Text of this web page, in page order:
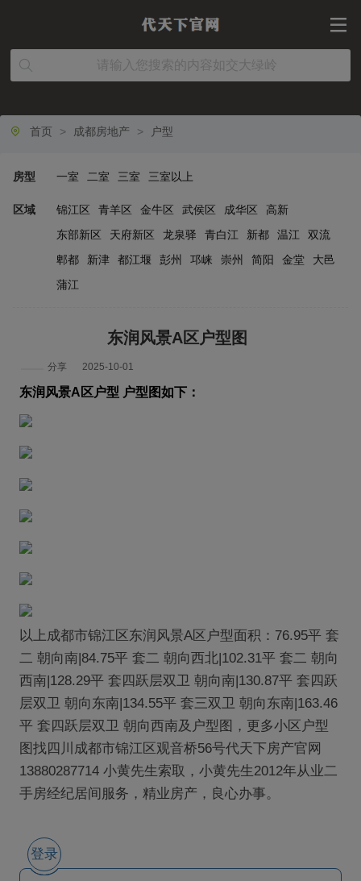
首页 > 成都房地产 > 户型
房型 一室 二室 三室 三室以上
区域 锦江区 青羊区 金牛区 武侯区 成华区
高新
东部新区
天府新区 龙泉驿 青白江 新都 温江
双流
郫都
新津 都江堰 彭州 邛崃 崇州 简阳 金堂
大邑
蒲江
东润风景A区户型图
分享 2025-10-01
东润风景A区户型 户型图如下：
以上成都市锦江区东润风景A区户型面积：76.95平 套
二 朝向南|84.75平 套二 朝向西北|102.31平 套二 朝向
西南|128.29平 套四跃层双卫 朝向南|130.87平 套四跃
层双卫 朝向东南|134.55平 套三双卫 朝向东南|163.46
平 套四跃层双卫 朝向西南及户型图，更多小区户型
图找四川成都市锦江区观音桥56号代天下房产官网
13880287714 小黄先生索取，小黄先生2012年从业二
手房经纪居间服务，精业房产，良心办事。
登录